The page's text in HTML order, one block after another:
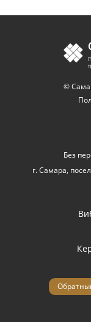
©
Без
г. Самара,